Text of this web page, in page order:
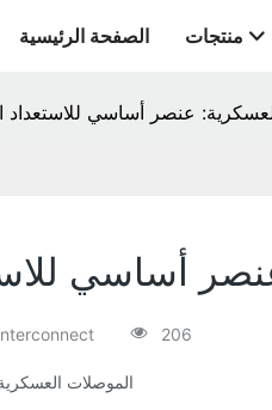
الصفحة الرئيسية منتجات
عنصر أساسي
أساسي
206
الموصلات